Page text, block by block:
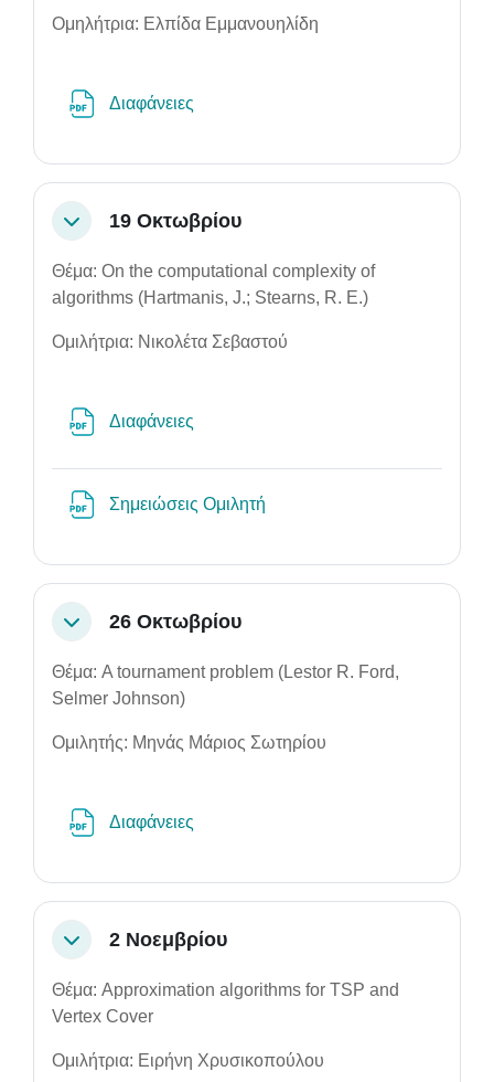
Ομηλήτρια: Ελπίδα Εμμανουηλίδη
Διαφάνειες
Collapse19 Οκτωβρίου
Θέμα: On the computational complexity of
algorithms (Hartmanis, J.; Stearns, R. E.)
Ομιλήτρια: Νικολέτα Σεβαστού
Διαφάνειες
Σημειώσεις Ομιλητή
Collapse26 Οκτωβρίου
Θέμα: A tournament problem (Lestor R. Ford,
Selmer Johnson)
Ομιλητής: Μηνάς Μάριος Σωτηρίου
Διαφάνειες
Collapse2 Νοεμβρίου
Θέμα: Approximation algorithms for TSP and
Vertex Cover
Ομιλήτρια: Ειρήνη Χρυσικοπούλου